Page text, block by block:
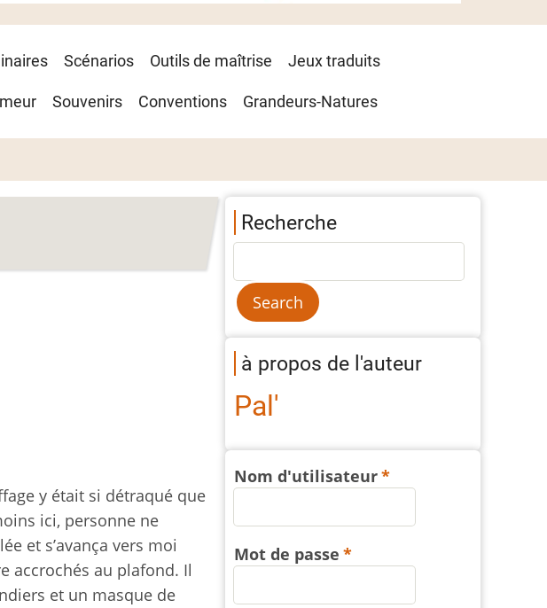
Scénarios Outils de maîtrise Jeux traduits
Souvenirs Conventions Grandeurs-Natures
y était si détraqué que
ici, personne ne
et s’avança vers moi
accrochés au plafond. Il
et un masque de
Recherche
à propos de l'auteur
Pal'
Nom d'utilisateur
Mot de passe